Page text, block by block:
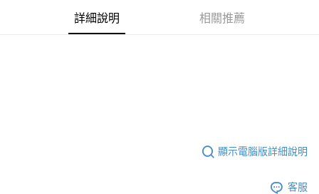
詳細說明 相關推薦
顯示電腦版詳細說明
客服